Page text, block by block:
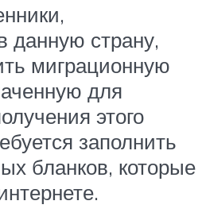
страну,
миграционную
для
этого
заполнить
бланков, которые